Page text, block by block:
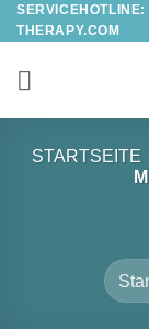
Zum
Inhalt
springen
THERAPY.COM
STARTSEITE